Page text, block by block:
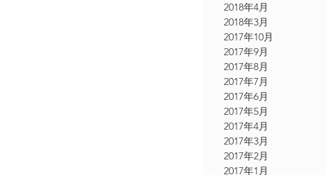
2018年4月
2018年3月
2017年10月
2017年9月
2017年8月
2017年7月
2017年6月
2017年5月
2017年4月
2017年3月
2017年2月
2017年1月